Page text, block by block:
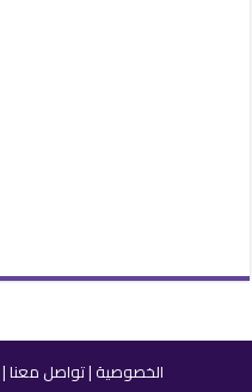
الخصوصية |تواصل معنا |